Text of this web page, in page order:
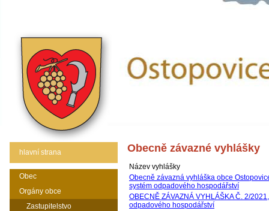
hlavní strana
Obec
Orgány obce
Zastupitelstvo
Obecně závazné vyhlášky
Název vyhlášky
Obecně závazná vyhláška obce
systém odpadového hospodářství
OBECNĚ ZÁVAZNÁ VYHLÁŠKA Č. 2/
odpadového hospodářství